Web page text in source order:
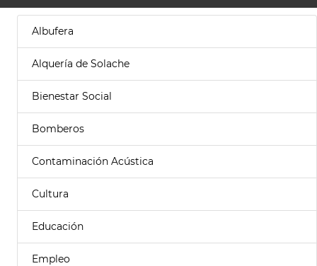
Albufera
Alquería de Solache
Bienestar Social
Bomberos
Contaminación Acústica
Cultura
Educación
Empleo